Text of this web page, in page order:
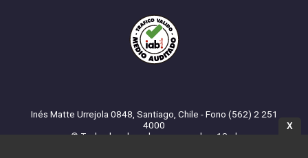
Inés Matte Urrejola 0848, Santiago, Chile - Fono (562) 2 251
4000
© Todos los derechos reservados. 13.cl
X